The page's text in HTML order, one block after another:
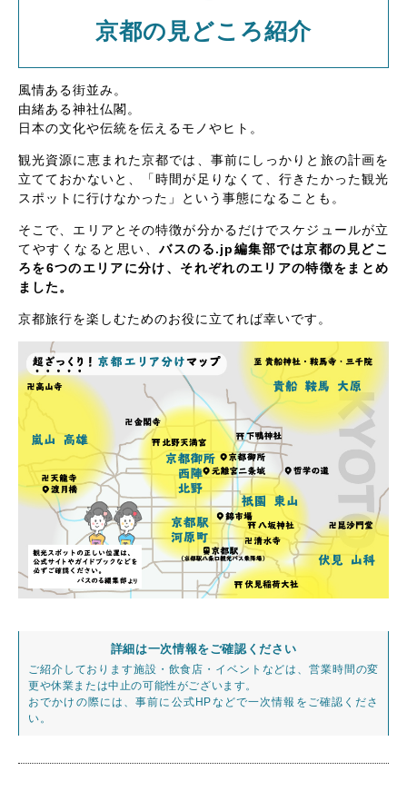
京都の見どころ紹介
風情ある街並み。
由緒ある神社仏閣。
日本の文化や伝統を伝えるモノやヒト。
観光資源に恵まれた京都では、事前にしっかりと旅の計画を
立てておかないと、「時間が足りなくて、行きたかった観光
スポットに行けなかった」という事態になることも。
そこで、エリアとその特徴が分かるだけでスケジュールが立
てやすくなると思い、バスのる.jp編集部では京都の見どこ
ろを6つのエリアに分け、それぞれのエリアの特徴をまとめ
ました。
京都旅行を楽しむためのお役に立てれば幸いです。
詳細は一次情報をご確認ください
ご紹介しております施設・飲食店・イベントなどは、営業時間の変
更や休業または中止の可能性がございます。
おでかけの際には、事前に公式HPなどで一次情報をご確認くださ
い。